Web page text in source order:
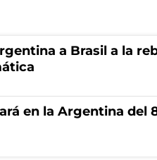
a Brasil a la
en la Argentina del 8